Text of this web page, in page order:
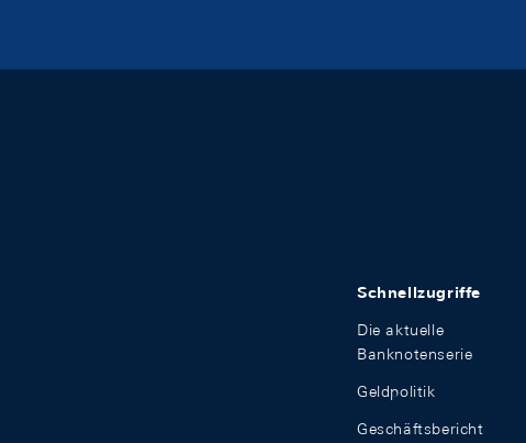
Schnellzugriffe
Die aktuelle
Banknotenserie
Geldpolitik
Geschäftsbericht